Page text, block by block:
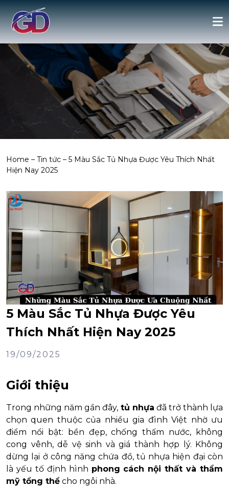
Home – Tin tức – 5 Màu Sắc Tủ Nhựa Được Yêu Thích Nhất
Hiện Nay 2025
5 Màu Sắc Tủ Nhựa Được Yêu
Thích Nhất Hiện Nay 2025
19/09/2025
Giới thiệu
Trong những năm gần đây, tủ nhựa đã trở thành lựa
chọn quen thuộc của nhiều gia đình Việt nhờ ưu
điểm nổi bật: bền đẹp, chống thấm nước, không
cong vênh, dễ vệ sinh và giá thành hợp lý. Không
dừng lại ở công năng chứa đồ, tủ nhựa hiện đại còn
là yếu tố định hình phong cách nội thất và thẩm
mỹ tổng thể cho ngôi nhà.